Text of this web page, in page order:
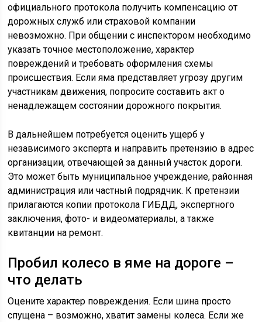
официального протокола получить компенсацию от
дорожных служб или страховой компании
невозможно. При общении с инспектором необходимо
указать точное местоположение, характер
повреждений и требовать оформления схемы
происшествия. Если яма представляет угрозу другим
участникам движения, попросите составить акт о
ненадлежащем состоянии дорожного покрытия.
В дальнейшем потребуется оценить ущерб у
независимого эксперта и направить претензию в адрес
организации, отвечающей за данный участок дороги.
Это может быть муниципальное учреждение, районная
администрация или частный подрядчик. К претензии
прилагаются копии протокола ГИБДД, экспертного
заключения, фото- и видеоматериалы, а также
квитанции на ремонт.
Пробил колесо в яме на дороге –
что делать
Оцените характер повреждения. Если шина просто
спущена – возможно, хватит замены колеса. Если же